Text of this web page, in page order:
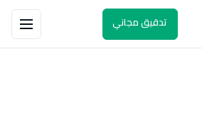
تدقيق مجاني